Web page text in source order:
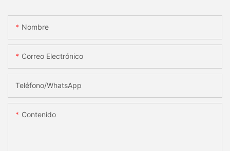
Nombre
Correo Electrónico
Teléfono/WhatsApp
Contenido